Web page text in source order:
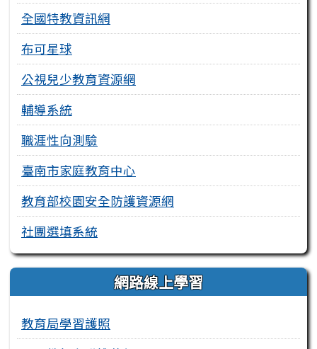
全國特教資訊網
布可星球
公視兒少教育資源網
輔導系統
職涯性向測驗
臺南市家庭教育中心
教育部校園安全防護資源網
社團選填系統
網路線上學習
教育局學習護照